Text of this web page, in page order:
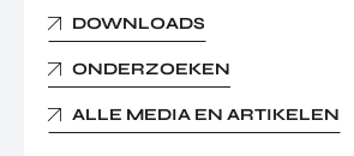
DOWNLOADS
ONDERZOEKEN
ALLE MEDIA EN ARTIKELEN